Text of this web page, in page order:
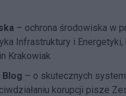
– ochrona środowiska w
Infrastruktury i Energetyki,
Krakowiak
Blog – o skutecznych
korupcji pisze